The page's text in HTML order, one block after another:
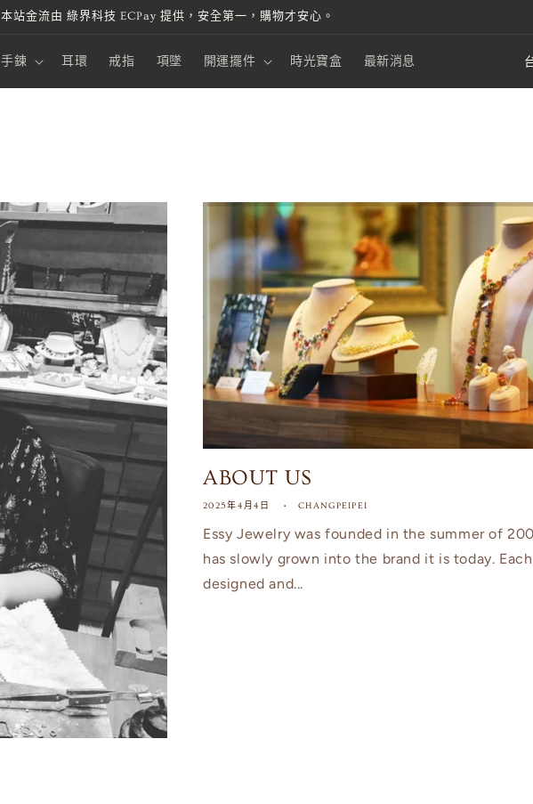
本站金流由 綠界科技 ECPay 提供，安全第一，購物才安心。
手鍊 耳環 戒指 項墜 開運擺件 時光寶盒 最新消息
ABOUT US
2025年4月4日 CHANGPEIPEI
Essy Jewelry was founded in the summer of
has slowly grown into the brand it is today.
designed and...